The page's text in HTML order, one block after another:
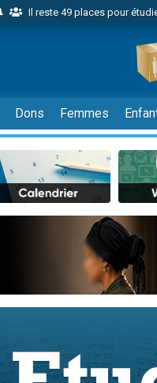
Il reste 49 places pour
2 personnes viennent de nous
6 personnes viennent de nous
4 personnes viennent de
2 personnes viennent de
17 personnes viennent de
4 personnes viennent de nous
Il reste 49 places pour
Eva vient de donner son Maasser
4 personnes viennent de nous
3 personnes viennent de nous
Odaya vient de donner son
13 personnes viennent de
Dons Femmes